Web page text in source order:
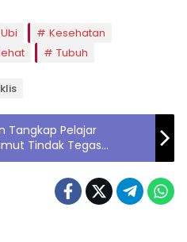
Kesehatan
Tubuh
Tangkap Pelajar
Tindak Tegas